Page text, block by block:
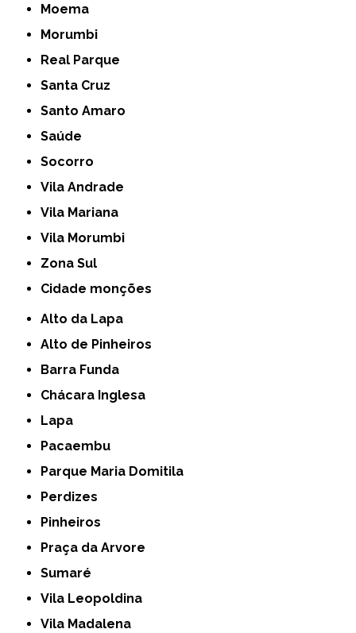
Moema
Morumbi
Real Parque
Santa Cruz
Santo Amaro
Saúde
Socorro
Vila Andrade
Vila Mariana
Vila Morumbi
Zona Sul
cidade monções
Alto da Lapa
Alto de Pinheiros
Barra Funda
Chácara Inglesa
Lapa
Pacaembu
Parque Maria Domitila
Perdizes
Pinheiros
Praça da Arvore
Sumaré
Vila Leopoldina
Vila Madalena